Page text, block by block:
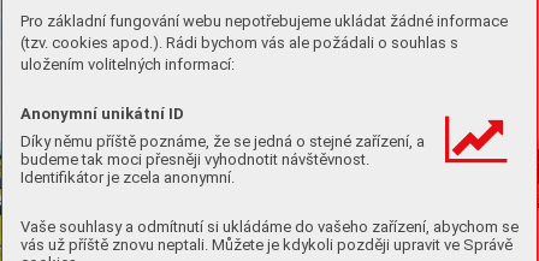
Pro základní fungování webu nepotřebujeme ukládat žádné informace
(tzv. cookies apod.). Rádi bychom vás ale požádali o souhlas s
uložením volitelných informací:
Anonymní unikátní ID
Díky němu příště poznáme, že se jedná o stejné zařízení, a
budeme tak moci přesněji vyhodnotit návštěvnost.
Identifikátor je zcela anonymní.
Vaše souhlasy a odmítnutí si ukládáme do vašeho zařízení, abychom se
vás už příště znovu neptali. Můžete je kdykoli později upravit ve Správě